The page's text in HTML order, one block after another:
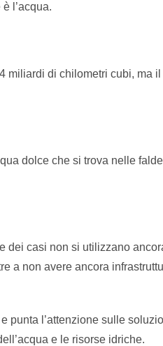
l’acqua.
miliardi di chilometri cubi, ma
dolce che si trova nelle
dei casi non si utilizzano
a non avere ancora
punta l’attenzione sulle
e le risorse idriche.